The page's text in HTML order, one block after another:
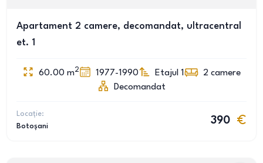
Apartament 2 camere, decomandat, ultracentral
et. 1
60.00 m2 1977-1990 Etajul 1 2 camere
Decomandat
Locație:
Botoșani
390